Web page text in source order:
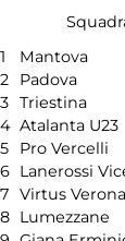
1
Mantova
2
Padova
3 Triestina
4 Atalanta U23
5
Pro Vercelli
6 Lanerossi
7 Virtus Verona
8 Lumezzane